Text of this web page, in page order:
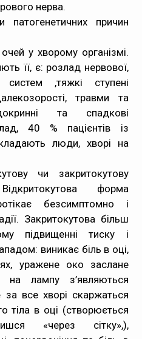
нерва.
причин
у хворому організмі.
її, є: розлад нервової,
,тяжкі ступені
травми та
та спадкові
40 % пацієнтів із
люди, хворі на
чи закритокутову
форма
безсимптомно і
Закритокутова більш
підвищенні тиску і
виникає біль в оці,
уражене око заслане
на лампу з’являються
все хворі скаржаться
тіла в оці (створюється
«через сітку»,),